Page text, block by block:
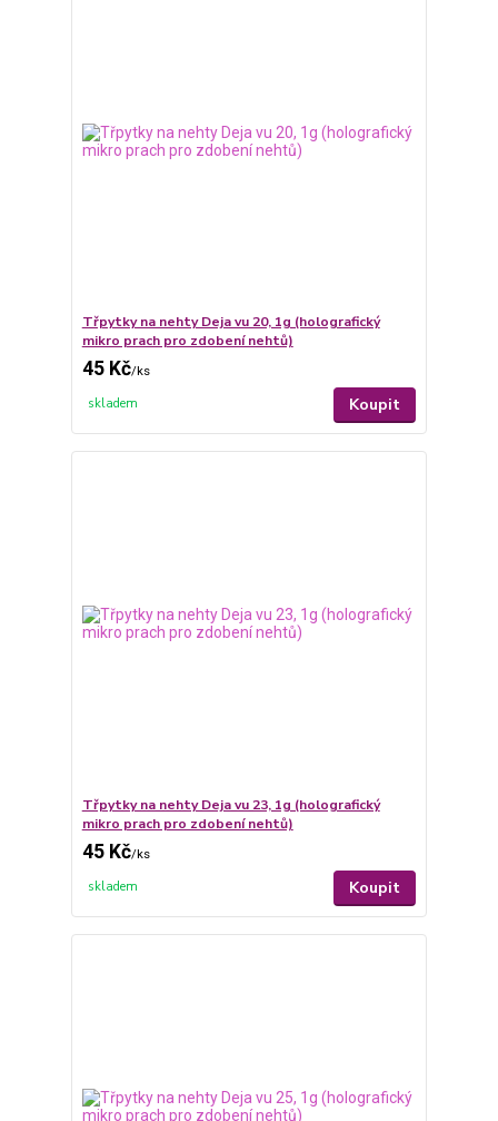
Třpytky na nehty Deja vu 20, 1g (holografický
mikro prach pro zdobení nehtů)
45 Kč/ks
skladem Koupit
Třpytky na nehty Deja vu 23, 1g (holografický
mikro prach pro zdobení nehtů)
45 Kč/ks
skladem Koupit